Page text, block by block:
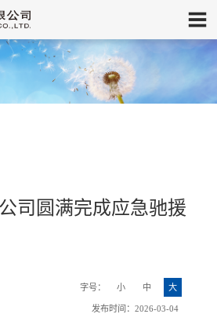
司圆满完成应急驰援
字号： 小 中 大
发布时间：2026-03-04